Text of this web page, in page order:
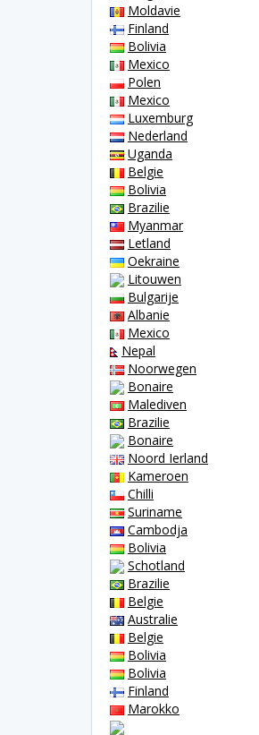
Moldavie
Finland
Bolivia
Mexico
Polen
Mexico
Luxemburg
Nederland
Uganda
Belgie
Bolivia
Brazilie
Myanmar
Letland
Oekraine
Litouwen
Bulgarije
Albanie
Mexico
Nepal
Noorwegen
Bonaire
Malediven
Brazilie
Bonaire
Noord Ierland
Kameroen
Chilli
Suriname
Cambodja
Bolivia
Schotland
Brazilie
Belgie
Australie
Belgie
Bolivia
Bolivia
Finland
Marokko